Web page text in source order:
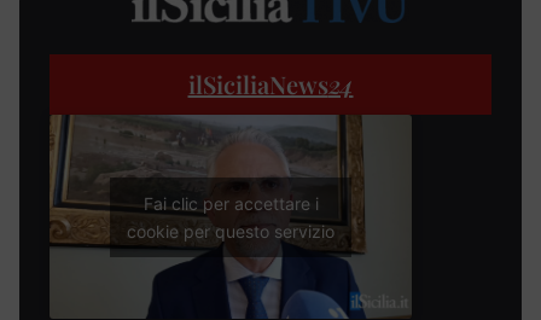
ilSiciliaNews24
Fai clic per accettare i
cookie per questo servizio